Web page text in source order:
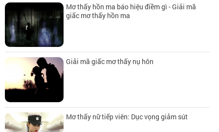
Mơ thấy hồn ma báo hiệu điềm gì - Giải mã
giấc mơ thấy hồn ma
Giải mã giấc mơ thấy nụ hôn
Mơ thấy nữ tiếp viên: Dục vọng giảm sút